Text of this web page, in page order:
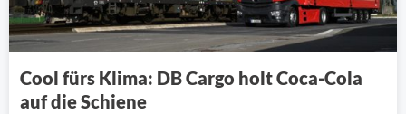
Cool fürs Klima: DB Cargo holt Coca-Cola
auf die Schiene